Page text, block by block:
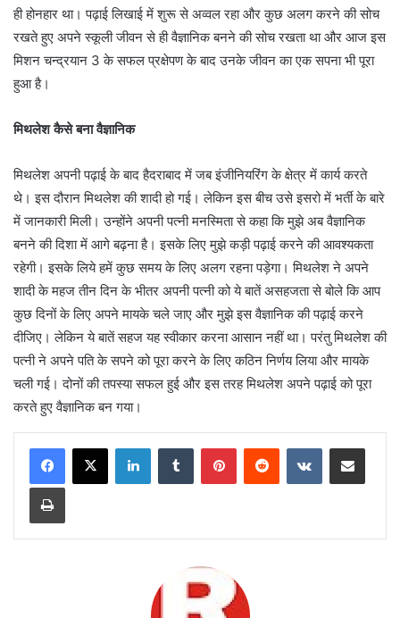
ही होनहार था। पढ़ाई लिखाई में शुरू से अव्वल रहा और कुछ अलग करने की सोच
रखते हुए अपने स्कूली जीवन से ही वैज्ञानिक बनने की सोच रखता था और आज इस
मिशन चन्द्रयान 3 के सफल प्रक्षेपण के बाद उनके जीवन का एक सपना भी पूरा
हुआ है।
मिथलेश कैसे बना वैज्ञानिक
मिथलेश अपनी पढ़ाई के बाद हैदराबाद में जब इंजीनियरिंग के क्षेत्र में कार्य करते
थे। इस दौरान मिथलेश की शादी हो गई। लेकिन इस बीच उसे इसरो में भर्ती के बारे
में जानकारी मिली। उन्होंने अपनी पत्नी मनस्मिता से कहा कि मुझे अब वैज्ञानिक
बनने की दिशा में आगे बढ़ना है। इसके लिए मुझे कड़ी पढ़ाई करने की आवश्यकता
रहेगी। इसके लिये हमें कुछ समय के लिए अलग रहना पड़ेगा। मिथलेश ने अपने
शादी के महज तीन दिन के भीतर अपनी पत्नी को ये बातें असहजता से बोले कि आप
कुछ दिनों के लिए अपने मायके चले जाए और मुझे इस वैज्ञानिक की पढ़ाई करने
दीजिए। लेकिन ये बातें सहज यह स्वीकार करना आसान नहीं था। परंतु मिथलेश की
पत्नी ने अपने पति के सपने को पूरा करने के लिए कठिन निर्णय लिया और मायके
चली गई। दोनों की तपस्या सफल हुई और इस तरह मिथलेश अपने पढ़ाई को पूरा
करते हुए वैज्ञानिक बन गया।
LinkedInTumblr PinterestReddit VKontakteShare via Email
Print